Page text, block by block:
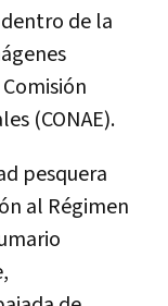
de la
(CONAE).
pesquera
al Régimen